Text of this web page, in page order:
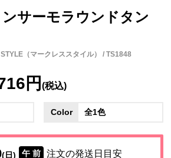
サーモラウンドタン
（マークレススタイル） / TS1848
円(税込)
Color 全1色
(日) 午 前 注文の発送日目安